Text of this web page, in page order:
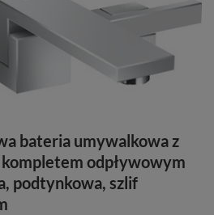
bateria umywalkowa z
odpływowym
podtynkowa, szlif